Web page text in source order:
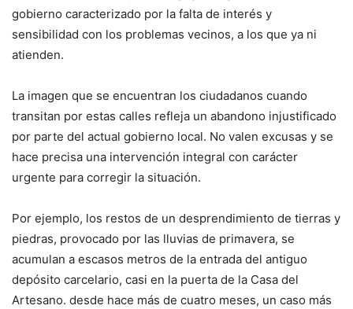
gobierno caracterizado por la falta de interés y
sensibilidad con los problemas vecinos, a los que ya ni
atienden.
La imagen que se encuentran los ciudadanos cuando
transitan por estas calles refleja un abandono injustificado
por parte del actual gobierno local. No valen excusas y se
hace precisa una intervención integral con carácter
urgente para corregir la situación.
Por ejemplo, los restos de un desprendimiento de tierras y
piedras, provocado por las lluvias de primavera, se
acumulan a escasos metros de la entrada del antiguo
depósito carcelario, casi en la puerta de la Casa del
Artesano. desde hace más de cuatro meses, un caso más